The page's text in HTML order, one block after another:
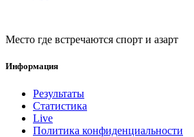
Место где встречаются спорт и азарт
Информация
Результаты
Статистика
Live
Политика конфиденциальности